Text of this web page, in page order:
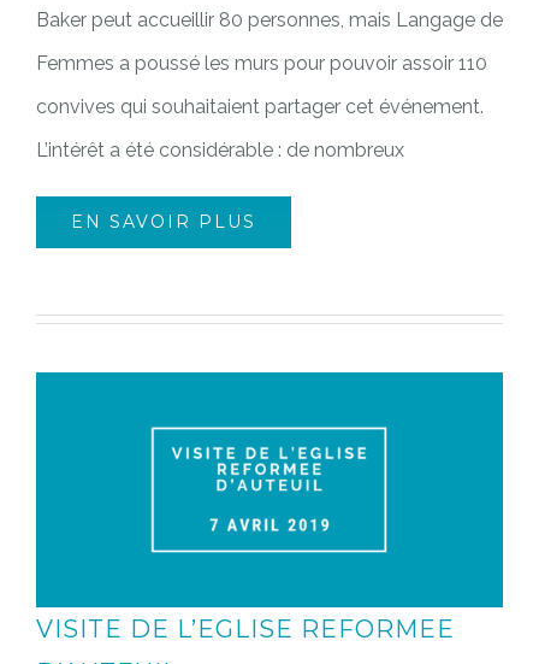
Baker peut accueillir 80 personnes, mais Langage de
Femmes a poussé les murs pour pouvoir assoir 110
convives qui souhaitaient partager cet événement.
L’intérêt a été considérable : de nombreux
EN SAVOIR PLUS
VISITE DE L’EGLISE REFORMEE